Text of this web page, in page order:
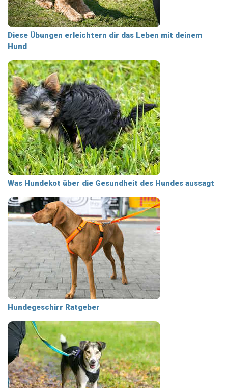
Diese Übungen erleichtern dir das Leben mit deinem
Hund
Was Hundekot über die Gesundheit des Hundes aussagt
Hundegeschirr Ratgeber